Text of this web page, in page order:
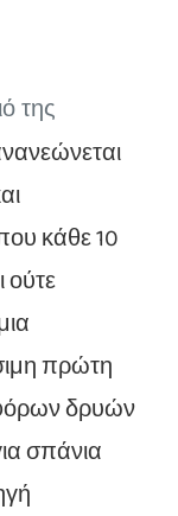
της
κάθε 10
ούτε
πρώτη
δρυών
σπάνια